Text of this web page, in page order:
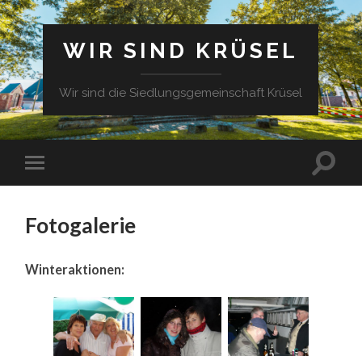
WIR SIND KRÜSEL
Wir sind die Siedlungsgemeinschaft Krüsel
Fotogalerie
Winteraktionen: